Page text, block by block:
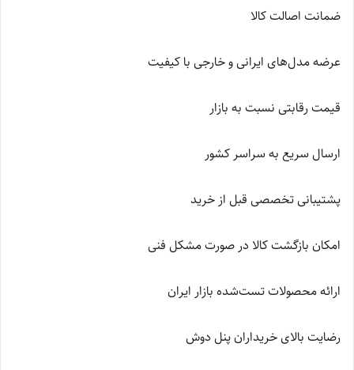
ضمانت اصالت کالا
عرضه مدل‌های ایرانی و خارجی با کیفیت
قیمت رقابتی نسبت به بازار
ارسال سریع به سراسر کشور
پشتیبانی تخصصی قبل از خرید
امکان بازگشت کالا در صورت مشکل فنی
ارائه محصولات تست‌شده بازار ایران
رضایت بالای خریداران پنل دوش